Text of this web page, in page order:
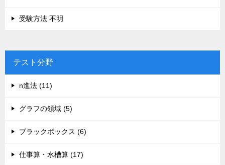
受験方法 不明
テスト分野
n進法 (11)
グラフの領域 (5)
ブラックボックス (6)
仕事算・水槽算 (17)